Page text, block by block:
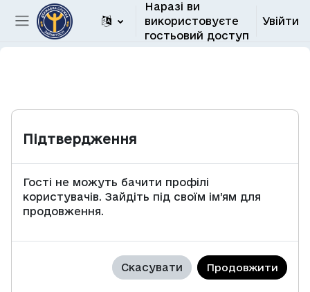
Перейти до головного вмісту
Бокова панель
Наразі ви
використовуєте
гостьовий доступ
Увійти
Підтвердження
Гості не можуть бачити профілі
користувачів. Зайдіть під своїм ім’ям для
продовження.
Скасувати Продовжити